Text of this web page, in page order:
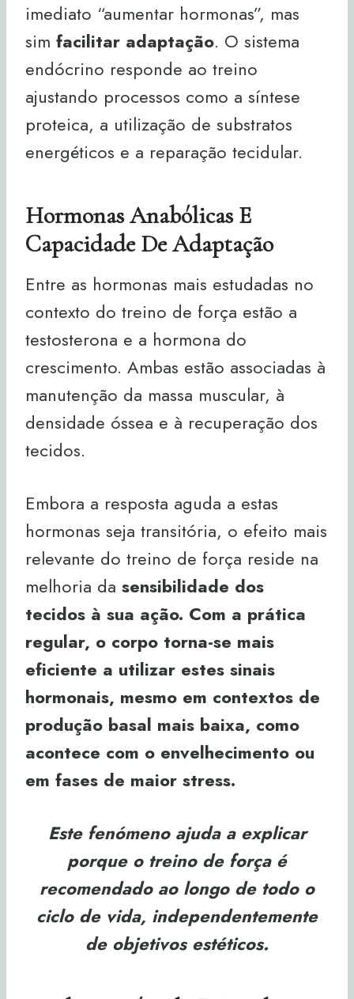
imediato “aumentar hormonas”, mas
sim facilitar adaptação. O sistema
endócrino responde ao treino
ajustando processos como a síntese
proteica, a utilização de substratos
energéticos e a reparação tecidular.
Hormonas Anabólicas E
Capacidade De Adaptação
Entre as hormonas mais estudadas no
contexto do treino de força estão a
testosterona e a hormona do
crescimento. Ambas estão associadas à
manutenção da massa muscular, à
densidade óssea e à recuperação dos
tecidos.
Embora a resposta aguda a estas
hormonas seja transitória, o efeito mais
relevante do treino de força reside na
melhoria da sensibilidade dos
tecidos à sua ação. Com a prática
regular, o corpo torna-se mais
eficiente a utilizar estes sinais
hormonais, mesmo em contextos de
produção basal mais baixa, como
acontece com o envelhecimento ou
em fases de maior stress.
Este fenómeno ajuda a explicar
porque o treino de força é
recomendado ao longo de todo o
ciclo de vida, independentemente
de objetivos estéticos.